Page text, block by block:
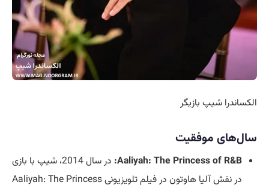
الکساندرا شیپ بازیگر
سال‌های موفقیت
Aaliyah: The Princess of R&B:
در سال 2014، شیپ با بازی
در نقش آلیا هاوتون در فیلم تلویزیونی Aaliyah: The Princess